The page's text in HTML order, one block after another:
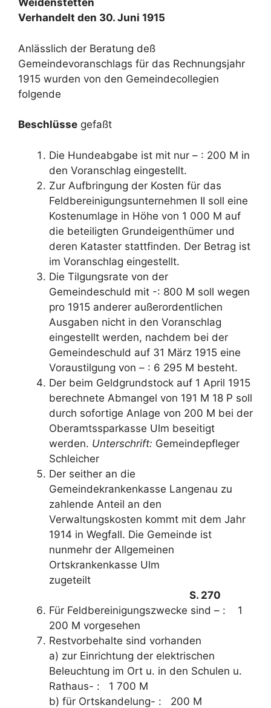
Weidenstetten
Verhandelt den 30. Juni 1915
Anlässlich der Beratung deß
Gemeindevoranschlags für das Rechnungsjahr
1915 wurden von den Gemeindecollegien
folgende
Beschlüsse gefaßt
Die Hundeabgabe ist mit nur – : 200 M in
den Voranschlag eingestellt.
Zur Aufbringung der Kosten für das
Feldbereinigungsunternehmen II soll eine
Kostenumlage in Höhe von 1 000 M auf
die beteiligten Grundeigenthümer und
deren Kataster stattfinden. Der Betrag ist
im Voranschlag eingestellt.
Die Tilgungsrate von der
Gemeindeschuld mit -: 800 M soll wegen
pro 1915 anderer außerordentlichen
Ausgaben nicht in den Voranschlag
eingestellt werden, nachdem bei der
Gemeindeschuld auf 31 März 1915 eine
Voraustilgung von – : 6 295 M besteht.
Der beim Geldgrundstock auf 1 April 1915
berechnete Abmangel von 191 M 18 P soll
durch sofortige Anlage von 200 M bei der
Oberamtssparkasse Ulm beseitigt
werden. Unterschrift: Gemeindepfleger
Schleicher
Der seither an die
Gemeindekrankenkasse Langenau zu
zahlende Anteil an den
Verwaltungskosten kommt mit dem Jahr
1914 in Wegfall. Die Gemeinde ist
nunmehr der Allgemeinen
Ortskrankenkasse Ulm
zugeteilt
S. 270
Für Feldbereinigungszwecke sind – : 1
200 M vorgesehen
Restvorbehalte sind vorhanden
a) zur Einrichtung der elektrischen
Beleuchtung im Ort u. in den Schulen u.
Rathaus- : 1 700 M
b) für Ortskandelung- : 200 M